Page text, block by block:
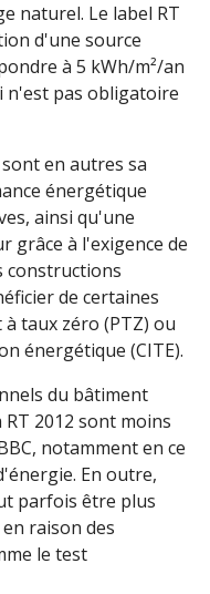
naturel. Le label RT
d'une source
à 5 kWh/m²/an
n'est pas obligatoire
en autres sa
énergétique
ainsi qu'une
grâce à l'exigence de
constructions
de certaines
taux zéro (PTZ) ou
énergétique (CITE).
du bâtiment
2012 sont moins
notamment en ce
En outre,
parfois être plus
raison des
le test